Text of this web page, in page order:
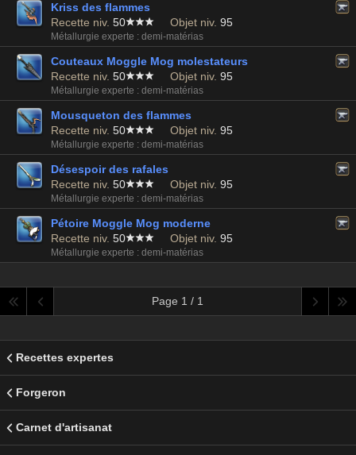
Kriss des flammes
Recette niv. 50 Objet niv. 95
Métallurgie experte : demi-matérias
Couteaux Moggle Mog molestateurs
Recette niv. 50 Objet niv. 95
Métallurgie experte : demi-matérias
Mousqueton des flammes
Recette niv. 50 Objet niv. 95
Métallurgie experte : demi-matérias
Désespoir des rafales
Recette niv. 50 Objet niv. 95
Métallurgie experte : demi-matérias
Pétoire Moggle Mog moderne
Recette niv. 50 Objet niv. 95
Métallurgie experte : demi-matérias
Page 1 / 1
Recettes expertes
Forgeron
Carnet d'artisanat